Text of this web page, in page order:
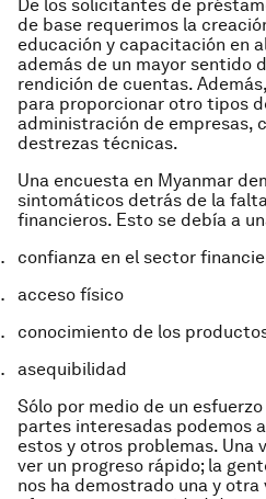
De los solicitantes de
de base requerimos la
educación y capacitación en
además de un mayor sentido
rendición de cuentas.
para proporcionar otro tipos
administración de empresas,
destrezas técnicas.
Una encuesta en Myanmar
sintomáticos detrás de la
financieros. Esto se debía a
confianza en el sector
acceso físico
conocimiento de los
asequibilidad
Sólo por medio de un
partes interesadas podemos
estos y otros problemas. Una
ver un progreso rápido; la
nos ha demostrado una y otra